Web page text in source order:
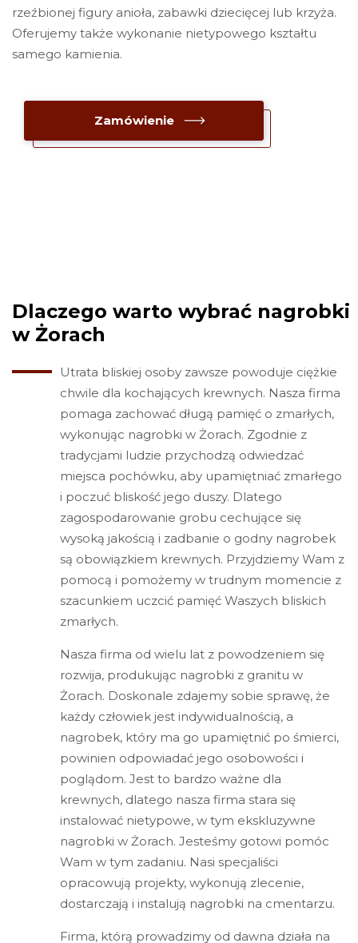
rzeźbionej figury anioła, zabawki dziecięcej lub krzyża.
Oferujemy także wykonanie nietypowego kształtu
samego kamienia.
Zamówienie
Dlaczego warto wybrać nagrobki
w Żorach
Utrata bliskiej osoby zawsze powoduje ciężkie
chwile dla kochających krewnych. Nasza firma
pomaga zachować długą pamięć o zmarłych,
wykonując nagrobki w Żorach. Zgodnie z
tradycjami ludzie przychodzą odwiedzać
miejsca pochówku, aby upamiętniać zmarłego
i poczuć bliskość jego duszy. Dlatego
zagospodarowanie grobu cechujące się
wysoką jakością i zadbanie o godny nagrobek
są obowiązkiem krewnych. Przyjdziemy Wam z
pomocą i pomożemy w trudnym momencie z
szacunkiem uczcić pamięć Waszych bliskich
zmarłych.
Nasza firma od wielu lat z powodzeniem się
rozwija, produkując nagrobki z granitu w
Żorach. Doskonale zdajemy sobie sprawę, że
każdy człowiek jest indywidualnością, a
nagrobek, który ma go upamiętnić po śmierci,
powinien odpowiadać jego osobowości i
poglądom. Jest to bardzo ważne dla
krewnych, dlatego nasza firma stara się
instalować nietypowe, w tym ekskluzywne
nagrobki w Żorach. Jesteśmy gotowi pomóc
Wam w tym zadaniu. Nasi specjaliści
opracowują projekty, wykonują zlecenie,
dostarczają i instalują nagrobki na cmentarzu.
Firma, którą prowadzimy od dawna działa na